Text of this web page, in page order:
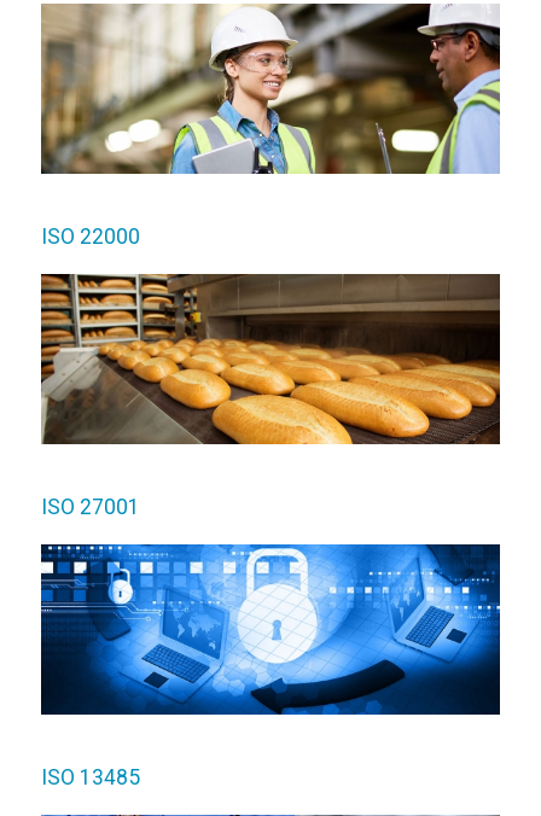
ISO 22000
ISO 27001
ISO 13485